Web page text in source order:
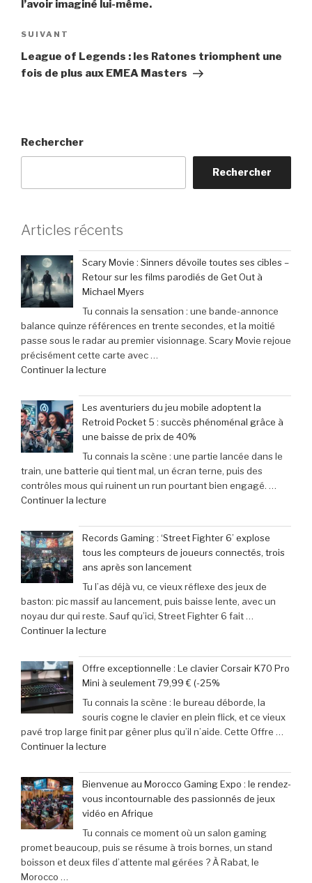
l’avoir imaginé lui-même.
Article
suivant
SUIVANT
League of Legends : les Ratones triomphent une
fois de plus aux EMEA Masters
Rechercher
Rechercher
Articles récents
Scary Movie : Sinners dévoile toutes ses cibles –
Retour sur les films parodiés de Get Out à
Michael Myers
Tu connais la sensation : une bande-annonce
balance quinze références en trente secondes, et la moitié
passe sous le radar au premier visionnage. Scary Movie rejoue
précisément cette carte avec …
Continuer la lecture
Movie
:
Sinners
dévoile
toutes
ses
cibles
sur
les
films
parodiés
de
Get
Out
Les aventuriers du jeu mobile adoptent la
Retroid Pocket 5 : succès phénoménal grâce à
une baisse de prix de 40%
Tu connais la scène : une partie lancée dans le
train, une batterie qui tient mal, un écran terne, puis des
contrôles mous qui ruinent un run pourtant bien engagé. …
Continuer la lecture
aventuriers
du
jeu
mobile
adoptent
la
Retroid
:
succès
phénoménal
grâce
à
une
Records Gaming : ‘Street Fighter 6’ explose
tous les compteurs de joueurs connectés, trois
ans après son lancement
Tu l’as déjà vu, ce vieux réflexe des jeux de
baston: pic massif au lancement, puis baisse lente, avec un
noyau dur qui reste. Sauf qu’ici, Street Fighter 6 fait …
Continuer la lecture
Gaming
:
‘Street
Fighter
6’
explose
compteurs
de
joueurs
connectés,
trois
ans
après
Offre exceptionnelle : Le clavier Corsair K70 Pro
Mini à seulement 79,99 € (-25%
Tu connais la scène : le bureau déborde, la
souris cogne le clavier en plein flick, et ce vieux
pavé trop large finit par gêner plus qu’il n’aide. Cette Offre …
Continuer la lecture
exceptionnelle
:
Le
clavier
Corsair
K70
Pro
Bienvenue au Morocco Gaming Expo : le rendez-
vous incontournable des passionnés de jeux
vidéo en Afrique
Tu connais ce moment où un salon gaming
promet beaucoup, puis se résume à trois bornes, un stand
boisson et deux files d’attente mal gérées ? À Rabat, le
Morocco …